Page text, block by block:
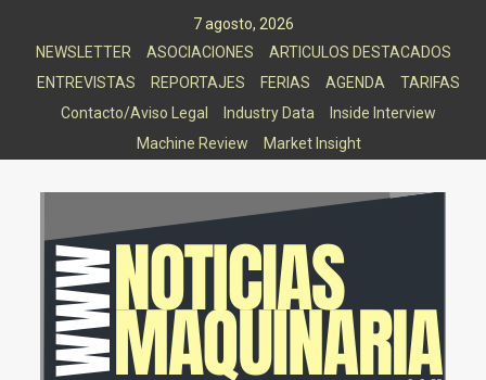
7 agosto, 2026
NEWSLETTER
ASOCIACIONES
ARTICULOS DESTACADOS
ENTREVISTAS
REPORTAJES FERIAS AGENDA
TARIFAS
Contacto/Aviso Legal
Industry Data
Inside Interview
Machine Review
Market Insight